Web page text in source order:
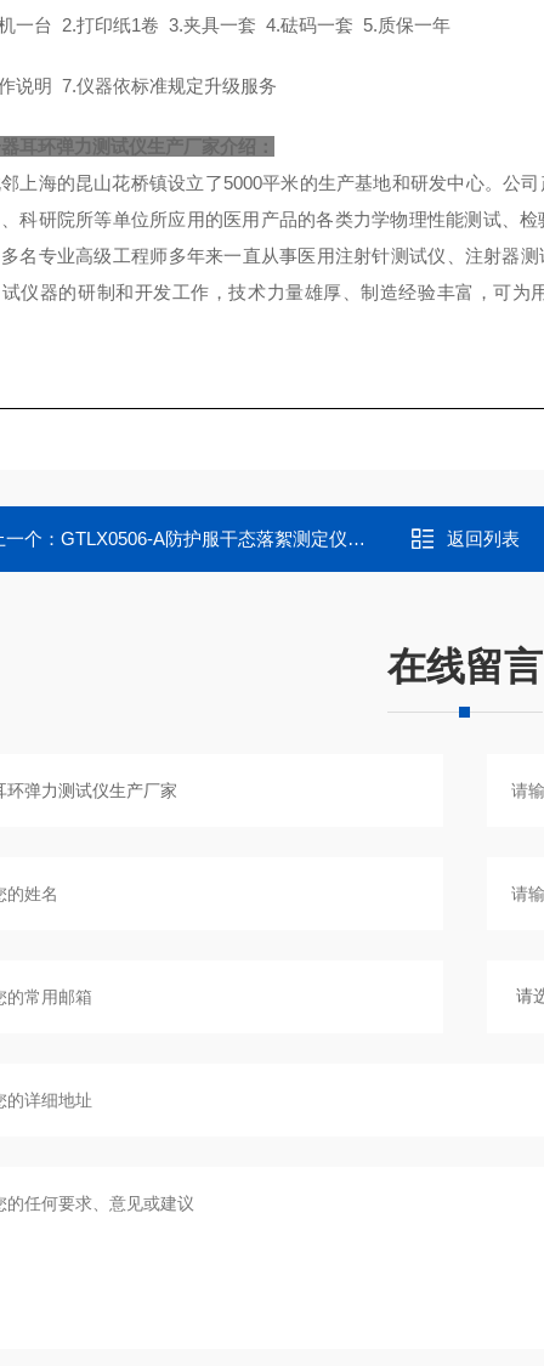
一台 2.打印纸1卷 3.夹具一套 4.砝码一套 5.质保一年
说明 7.仪器依标准规定升级服务
耳环弹力测试仪生产厂家介绍：
上海的昆山花桥镇设立了5000平米的生产基地和研发中心。公
科研院所等单位所应用的医用产品的各类力学物理性能测试、
名专业高级工程师多年来一直从事医用注射针测试仪、注射器
仪器的研制和开发工作，技术力量雄厚、制造经验丰富，可
一个： GTLX0506-A防护服干态落絮测定仪生产厂家 返回列表
在线留言